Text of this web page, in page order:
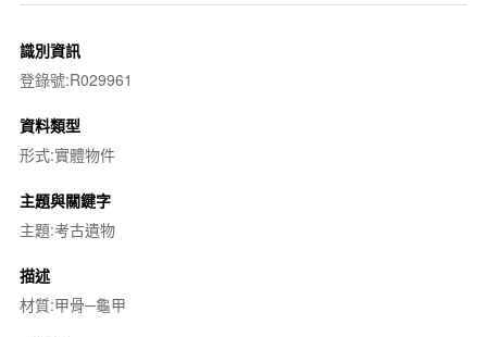
識別資訊
登錄號:R029961
資料類型
形式:實體物件
主題與關鍵字
主題:考古遺物
描述
材質:甲骨─龜甲